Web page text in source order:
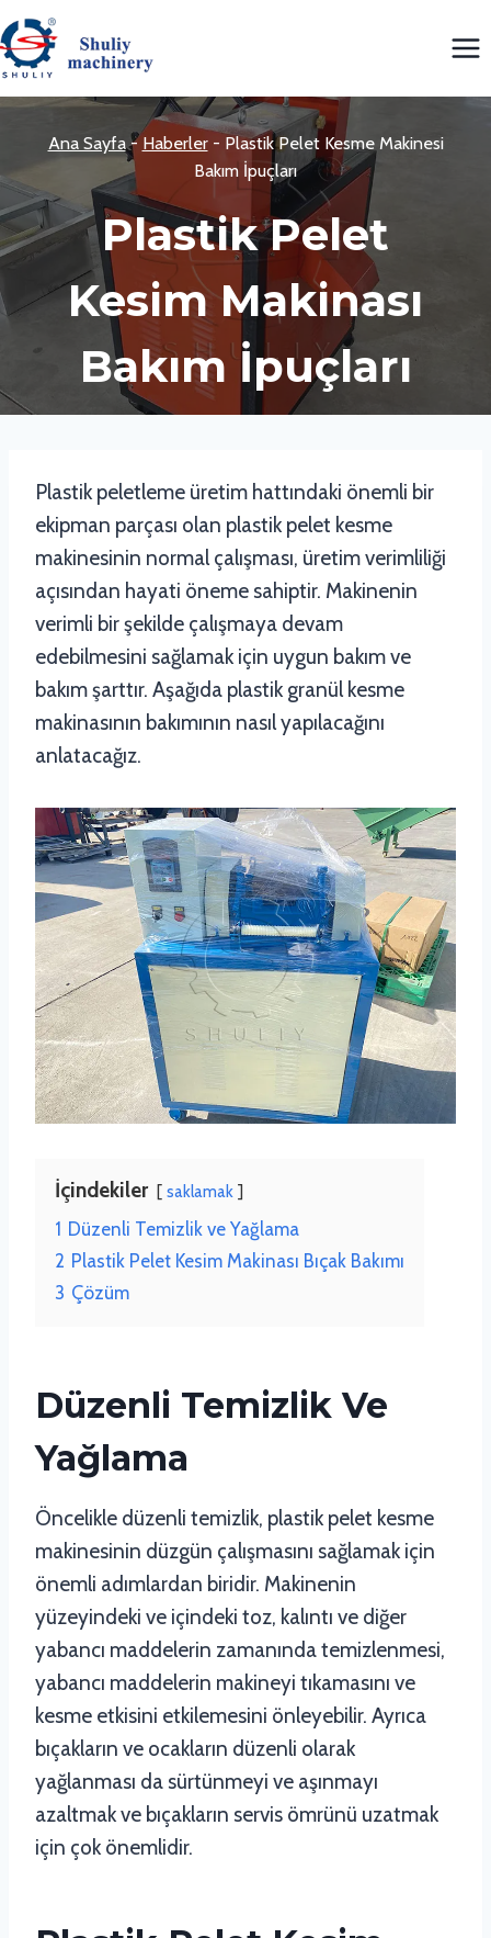
Skip
to
content
Ana Sayfa-Haberler- Plastik Pelet Kesme Makinesi
Bakım İpuçları
Plastik Pelet
Kesim Makinası
Bakım İpuçları
Plastik peletleme üretim hattındaki önemli bir
ekipman parçası olan plastik pelet kesme
makinesinin normal çalışması, üretim verimliliği
açısından hayati öneme sahiptir. Makinenin
verimli bir şekilde çalışmaya devam
edebilmesini sağlamak için uygun bakım ve
bakım şarttır. Aşağıda plastik granül kesme
makinasının bakımının nasıl yapılacağını
anlatacağız.
İçindekiler saklamak
1 Düzenli Temizlik ve Yağlama
2 Plastik Pelet Kesim Makinası Bıçak Bakımı
3 Çözüm
Düzenli Temizlik Ve
Yağlama
Öncelikle düzenli temizlik, plastik pelet kesme
makinesinin düzgün çalışmasını sağlamak için
önemli adımlardan biridir. Makinenin
yüzeyindeki ve içindeki toz, kalıntı ve diğer
yabancı maddelerin zamanında temizlenmesi,
yabancı maddelerin makineyi tıkamasını ve
kesme etkisini etkilemesini önleyebilir. Ayrıca
bıçakların ve ocakların düzenli olarak
yağlanması da sürtünmeyi ve aşınmayı
azaltmak ve bıçakların servis ömrünü uzatmak
için çok önemlidir.